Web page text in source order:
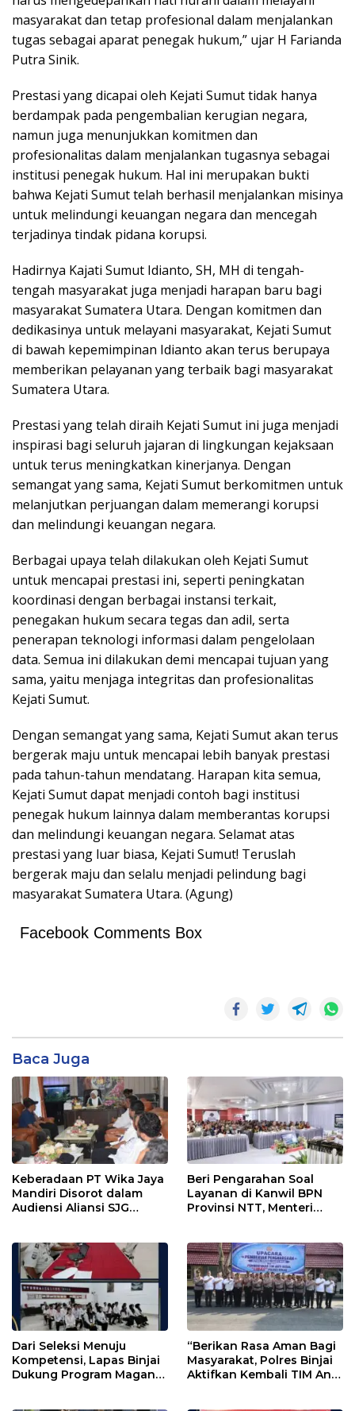
masyarakat dan tetap profesional dalam menjalankan
tugas sebagai aparat penegak hukum,” ujar H Farianda
Putra Sinik.
Prestasi yang dicapai oleh Kejati Sumut tidak hanya
berdampak pada pengembalian kerugian negara,
namun juga menunjukkan komitmen dan
profesionalitas dalam menjalankan tugasnya sebagai
institusi penegak hukum. Hal ini merupakan bukti
bahwa Kejati Sumut telah berhasil menjalankan misinya
untuk melindungi keuangan negara dan mencegah
terjadinya tindak pidana korupsi.
Hadirnya Kajati Sumut Idianto, SH, MH di tengah-
tengah masyarakat juga menjadi harapan baru bagi
masyarakat Sumatera Utara. Dengan komitmen dan
dedikasinya untuk melayani masyarakat, Kejati Sumut
di bawah kepemimpinan Idianto akan terus berupaya
memberikan pelayanan yang terbaik bagi masyarakat
Sumatera Utara.
Prestasi yang telah diraih Kejati Sumut ini juga menjadi
inspirasi bagi seluruh jajaran di lingkungan kejaksaan
untuk terus meningkatkan kinerjanya. Dengan
semangat yang sama, Kejati Sumut berkomitmen untuk
melanjutkan perjuangan dalam memerangi korupsi
dan melindungi keuangan negara.
Berbagai upaya telah dilakukan oleh Kejati Sumut
untuk mencapai prestasi ini, seperti peningkatan
koordinasi dengan berbagai instansi terkait,
penegakan hukum secara tegas dan adil, serta
penerapan teknologi informasi dalam pengelolaan
data. Semua ini dilakukan demi mencapai tujuan yang
sama, yaitu menjaga integritas dan profesionalitas
Kejati Sumut.
Dengan semangat yang sama, Kejati Sumut akan terus
bergerak maju untuk mencapai lebih banyak prestasi
pada tahun-tahun mendatang. Harapan kita semua,
Kejati Sumut dapat menjadi contoh bagi institusi
penegak hukum lainnya dalam memberantas korupsi
dan melindungi keuangan negara. Selamat atas
prestasi yang luar biasa, Kejati Sumut! Teruslah
bergerak maju dan selalu menjadi pelindung bagi
masyarakat Sumatera Utara. (Agung)
Facebook Comments Box
Baca Juga
Keberadaan PT Wika Jaya
Mandiri Disorot dalam
Audiensi Aliansi SJG
Beri Pengarahan Soal
Layanan di Kanwil BPN
Provinsi NTT, Menteri
Dari Seleksi Menuju
Kompetensi, Lapas Binjai
Dukung Program Magang
“Berikan Rasa Aman Bagi
Masyarakat, Polres Binjai
Aktifkan Kembali TIM Anti